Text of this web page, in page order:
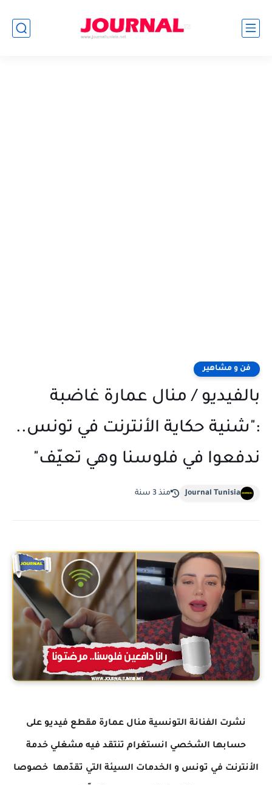
فن و مشاهير
بالفيديو / منال عمارة غاضبة
:"شنية حكاية الأنترنت في تونس..
ندفعوا في فلوسنا وهي تعيّف"
Journal Tunisia منذ 3 سنة
نشرت الفنانة التونسية منال عمارة مقطع فيديو على
حسابها الشخصي انستغرام تنتقد فيه مشغلي خدمة
الأنترنت في تونس و الخدمات السيئة التي تقدّمها خصوصا